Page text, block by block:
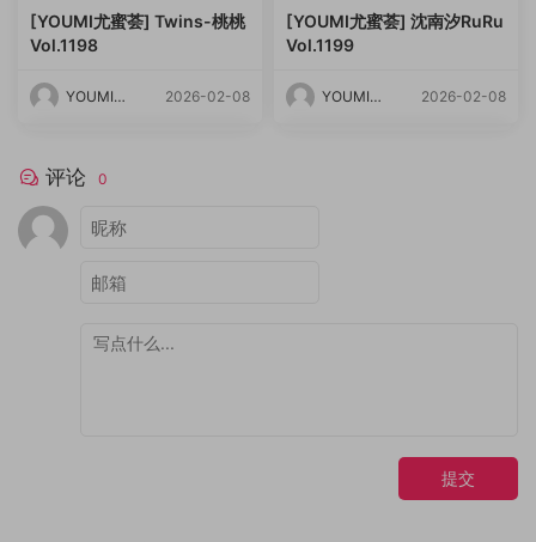
[YOUMI尤蜜荟] Twins-桃桃
Vol.1198
YOUMI尤
2026-02-08
[YOUMI尤蜜荟] 沈南汐RuRu
Vol.1199
YOUMI尤
2026-02-08
评论 0
提交